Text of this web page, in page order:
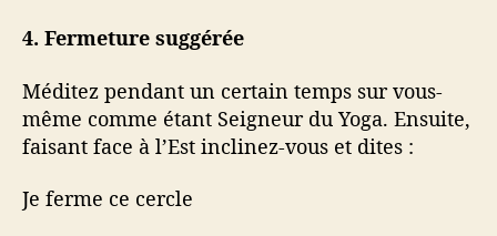
4. Fermeture suggérée
Méditez pendant un certain temps sur vous-
même comme étant Seigneur du Yoga. Ensuite,
faisant face à l’Est inclinez-vous et dites :
Je ferme ce cercle